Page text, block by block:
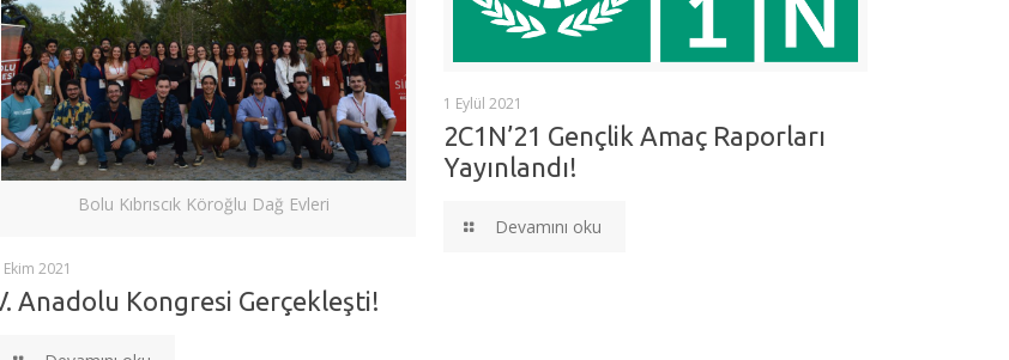
Bolu Kıbrıscık Köroğlu Dağ Evleri
Ekim 2021
Anadolu Kongresi Gerçekleşti!
1 Eylül 2021
2C1N’21 Gençlik Amaç Raporları
Yayınlandı!
Devamını oku